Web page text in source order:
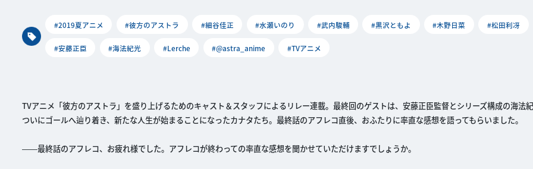
#2019夏アニメ #彼方のアストラ #細谷佳正 #水瀬いのり #武内駿輔 #黒沢ともよ #木野日菜 #松田利冴
#安藤正臣 #海法紀光 #Lerche #@astra_anime #TVアニメ
TVアニメ「彼方のアストラ」を盛り上げるためのキャスト＆スタッフによるリレー連載。最終回のゲストは、安藤正臣監督とシリーズ構成の海法紀
ついにゴールへ辿り着き、新たな人生が始まることになったカナタたち。最終話のアフレコ直後、おふたりに率直な感想を語ってもらいました。
――最終話のアフレコ、お疲れ様でした。アフレコが終わっての率直な感想を聞かせていただけますでしょうか。